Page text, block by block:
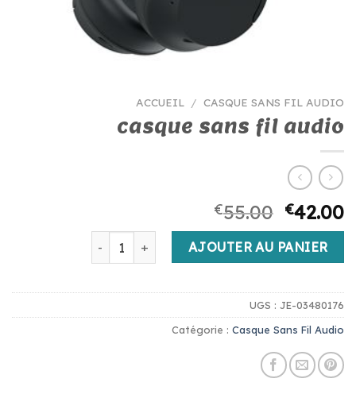
ACCUEIL / CASQUE SANS FIL AUDIO
casque sans fil audio
€55.00 €42.00
quantité de casque sans fil audio
AJOUTER AU PANIER
UGS : JE-03480176
Catégorie : Casque Sans Fil Audio